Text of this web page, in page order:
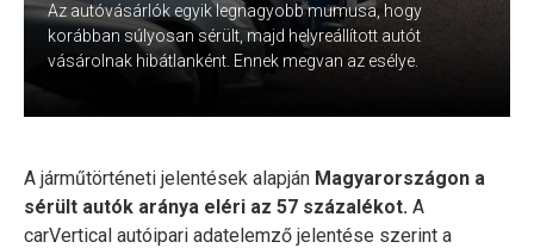
Az autóvásárlók egyik legnagyobb mumusa, hogy
korábban súlyosan sérült, majd helyreállított autót
vásárolnak hibátlanként. Ennek megvan az esélye.
A járműtörténeti jelentések alapján Magyarországon a
sérült autók aránya eléri az 57 százalékot. A
carVertical autóipari adatelemző jelentése szerint a